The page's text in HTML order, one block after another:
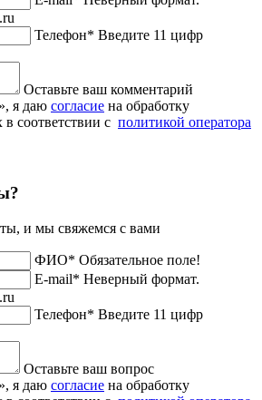
Телефон* Введите 11 цифр
Оставьте ваш комментарий
я даю согласие на обработку
соответствии с политикой оператора
и мы свяжемся с вами
ФИО* Обязательное поле!
E-mail* Неверный формат.
Телефон* Введите 11 цифр
Оставьте ваш вопрос
я даю согласие на обработку